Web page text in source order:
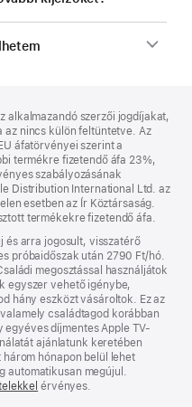
alkalmazandó szerzői jogdíjakat,
az nincs külön feltüntetve. Az
áfatörvényei szerint a
termékre fizetendő áfa 23%,
szabályozásának
Distribution International Ltd. az
esetben az Ír Köztársaság.
termékekre fizetendő áfa.
és arra jogosult, visszatérő
próbaidőszak után 2790 Ft/hó.
megosztással használjátok
egyszer vehető igénybe,
hány eszközt vásároltok. Ez az
családtagod korábban
egyéves díjmentes Apple TV-
ajánlatunk keretében
hónapon belül lehet
automatikusan megújul.
érvényes.